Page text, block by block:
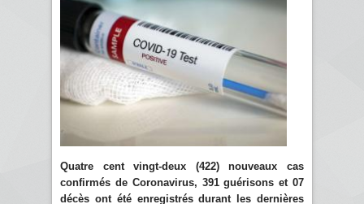
Quatre cent vingt-deux (422) nouveaux cas
confirmés de Coronavirus, 391 guérisons et 07
décès ont été enregistrés durant les dernières